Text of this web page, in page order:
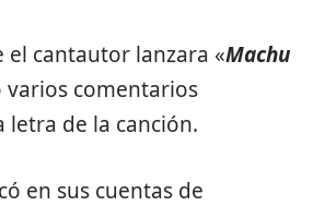
el cantautor lanzara «Machu
varios comentarios
letra de la canción.
en sus cuentas de